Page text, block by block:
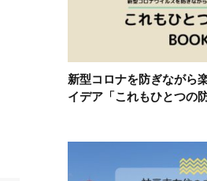
新型コロナを防ぎながら
イデア「これもひとつの